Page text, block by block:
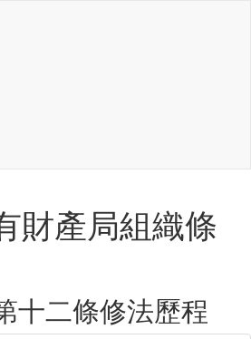
財產局組織條
十二條修法歷程